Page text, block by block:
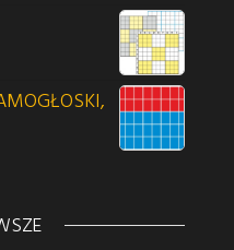
cen: od 65,00 zł do 140,00
95,00 zł.
wynosi: 85,00 zł.